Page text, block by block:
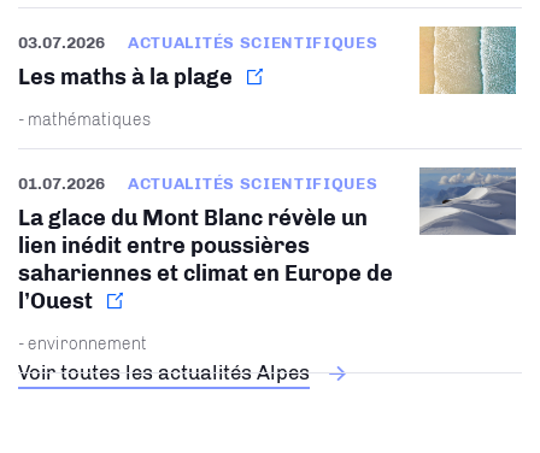
Voir toutes les actualités Alpes
03.07.2026 ACTUALITÉS SCIENTIFIQUES
Les maths à la plage
- mathématiques
01.07.2026 ACTUALITÉS SCIENTIFIQUES
La glace du Mont Blanc révèle un
lien inédit entre poussières
sahariennes et climat en Europe de
l’Ouest
- environnement